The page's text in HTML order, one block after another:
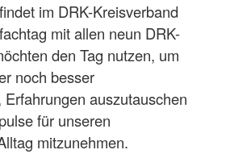
im DRK-Kreisverband
mit allen neun DRK-
den Tag nutzen, um
noch besser
auszutauschen
für unseren
mitzunehmen.